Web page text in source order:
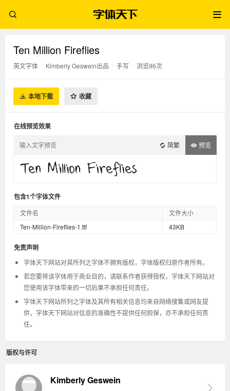
Ten Million Fireflies
英文字体 Kimberly Geswein出品 手写 浏览96次
本地下载 收藏
在线预览效果
简繁 预览
包含1个字体文件
文件名
文件大小
Ten-Million-Fireflies-1.ttf
43KB
免责声明
字体天下网站对其所列之字体不拥有版权，字体版权归原作者所有。
若您要将该字体用于商业目的，请联系作者获得授权，字体天下网站对
您使用该字体带来的一切后果不承担任何责任。
字体天下网站所列之字体及其所有相关信息均来自网络搜集或网友提
供，字体天下网站对信息的准确性不提供任何担保，亦不承担任何责
任。
版权与许可
Kimberly Geswein